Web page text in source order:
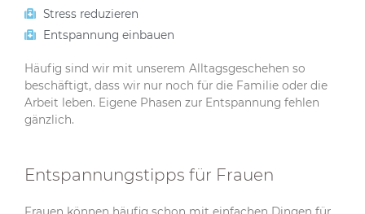
Stress reduzieren
Entspannung einbauen
Häufig sind wir mit unserem Alltagsgeschehen so
beschäftigt, dass wir nur noch für die Familie oder die
Arbeit leben. Eigene Phasen zur Entspannung fehlen
gänzlich.
Entspannungstipps für Frauen
Frauen können häufig schon mit einfachen Dingen für